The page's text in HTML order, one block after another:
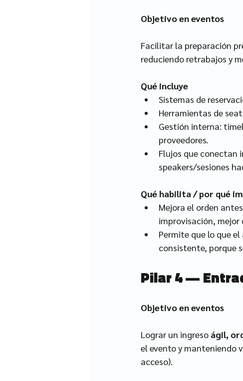
Objetivo en eventos
Facilitar la preparación
reduciendo retrabajos y
Qué incluye
Sistemas de
Herramientas de
Gestión interna:
proveedores.
Flujos que conectan
speakers/sesiones
Qué habilita / por qué
Mejora el orden
improvisación,
Permite que lo que
consistente, porque
Pilar 4 —
Objetivo en eventos
Lograr un ingreso ágil,
el evento y manteniendo
acceso).